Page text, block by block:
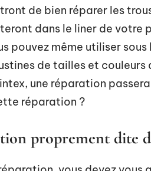
de bien réparer les
dans le liner de votre
pouvez même utiliser
de tailles et
une réparation
réparation ?
proprement dite